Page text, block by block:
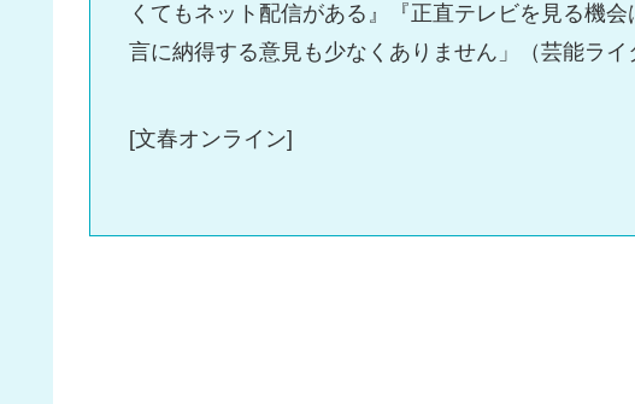
くてもネット配信がある』『正直テレビを見る機
言に納得する意見も少なくありません」（芸能ライ
[文春オンライン]